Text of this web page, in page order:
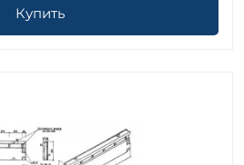
Купить